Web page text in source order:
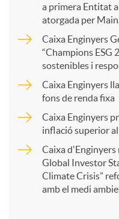
r
a primera Entitat
atorgada per
Caixa Enginyers
“Champions ESG
sostenibles i
Caixa Enginyers
fons de renda fixa
Caixa Enginyers
inflació superior al
Caixa d'Enginyers
Global Investor
Climate Crisis”
amb el medi